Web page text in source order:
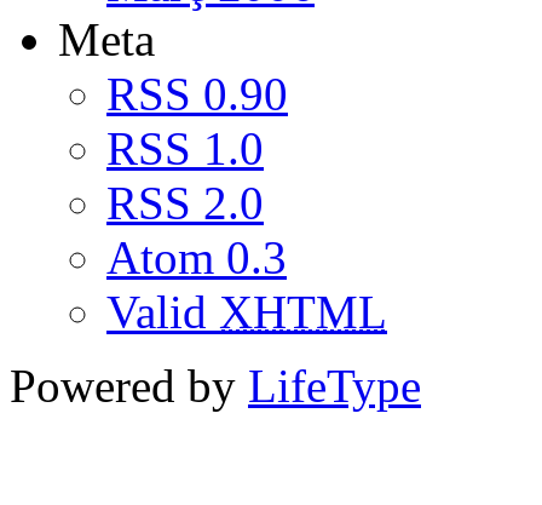
Meta
RSS 0.90
RSS 1.0
RSS 2.0
Atom 0.3
Valid XHTML
Powered by LifeType